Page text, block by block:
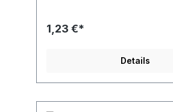
1,23 €*
Details